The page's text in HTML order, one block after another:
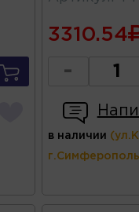
3310.54
-
в наличии